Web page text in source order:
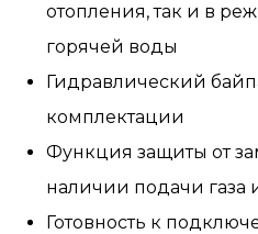
отопления, так и в
горячей воды
Гидравлический
комплектации
Функция защиты от
наличии подачи газа
Готовность к